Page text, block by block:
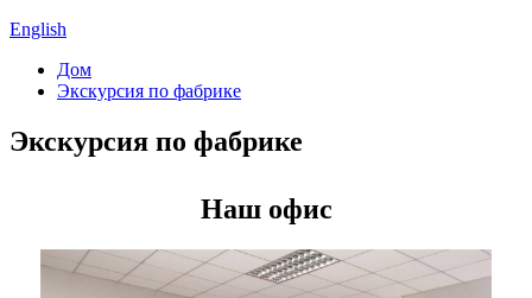
English
Дом
Экскурсия по фабрике
Экскурсия по фабрике
Наш офис